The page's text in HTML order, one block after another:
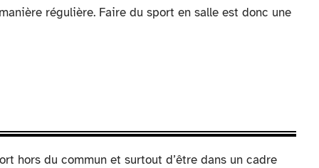
régulière. Faire du sport en salle est donc une
hors du commun et surtout d’être dans un cadre